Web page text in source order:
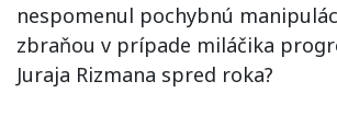
nespomenul pochybnú
zbraňou v prípade miláčika
Juraja Rizmana spred roka?